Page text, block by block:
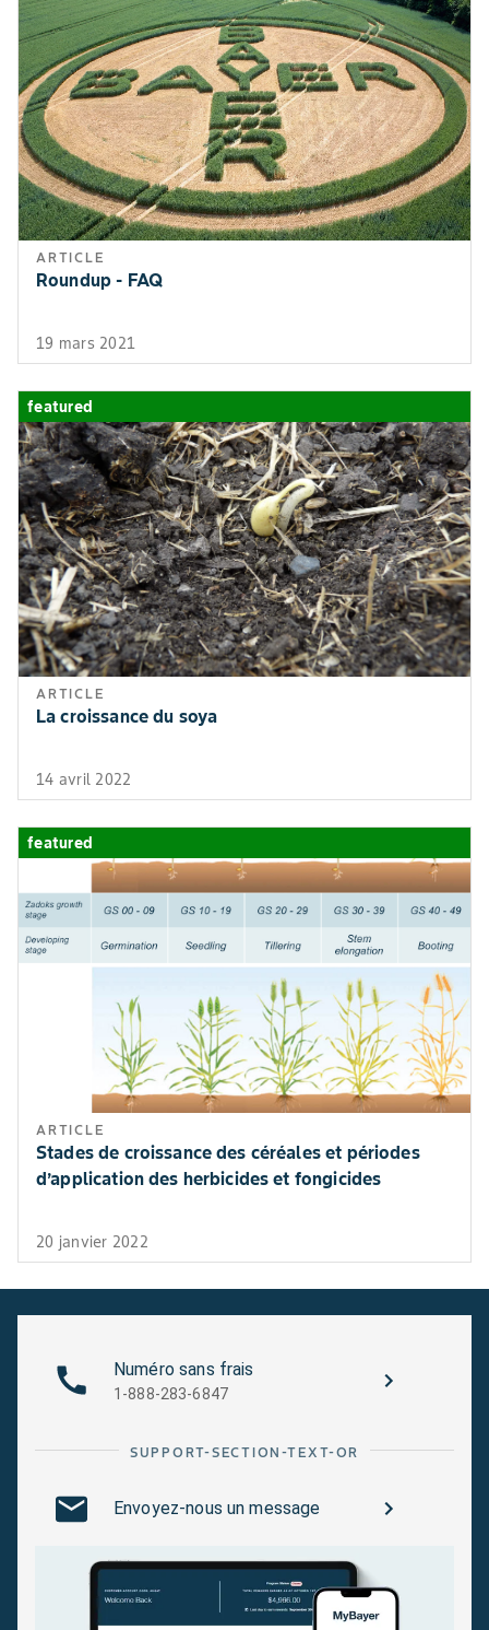
Colza (Brassica carinata)
Carthame
Tournesol
45
ARTICLE
Roundup - FAQ
19 mars 2021
featured
ARTICLE
La croissance du soya
14 avril 2022
featured
ARTICLE
Stades de croissance des céréales et périodes
d’application des herbicides et fongicides
20 janvier 2022
Numéro sans frais
1-888-283-6847
SUPPORT-SECTION-TEXT-OR
Envoyez-nous un message